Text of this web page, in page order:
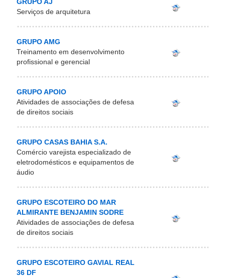
GRUPO AJ
Serviços de arquitetura
GRUPO AMG
Treinamento em desenvolvimento
profissional e gerencial
GRUPO APOIO
Atividades de associações de defesa
de direitos sociais
GRUPO CASAS BAHIA S.A.
Comércio varejista especializado de
eletrodomésticos e equipamentos de
áudio
GRUPO ESCOTEIRO DO MAR
ALMIRANTE BENJAMIN SODRE
Atividades de associações de defesa
de direitos sociais
GRUPO ESCOTEIRO GAVIAL REAL
36 DF